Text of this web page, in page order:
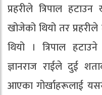
प्रहरीले त्रिपाल
खोजेको थियो तर
थियो । त्रिपाल
ज्ञानराज राईले दुई
आएका गोर्खाहरूलाई